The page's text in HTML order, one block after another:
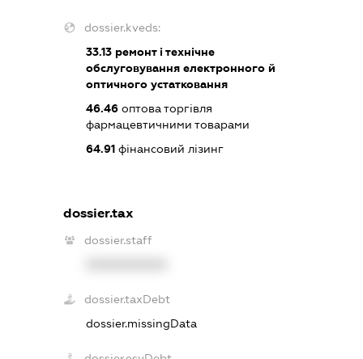
dossier.kveds:
33.13ремонт і технічне
обслуговування електронного й
оптичного устатковання
46.46оптова торгівля
фармацевтичними товарами
64.91фінансовий лізинг
dossier.tax
dossier.staff
dossier.taxDebt
dossier.missingData